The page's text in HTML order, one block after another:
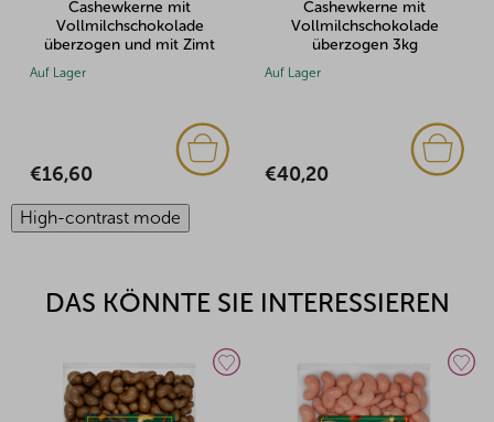
Cashewkerne mit
Vollmilchschokolade
überzogen und mit Zimt
Auf Lager
€16,60
Cashewkerne mit
Vollmilchschokolade
überzogen 3kg
Auf Lager
€40,20
High-contrast mode
DAS KÖNNTE SIE INTERESSIEREN